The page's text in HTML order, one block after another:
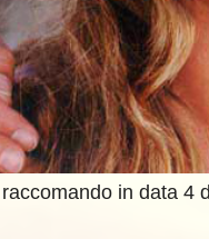
in data 4